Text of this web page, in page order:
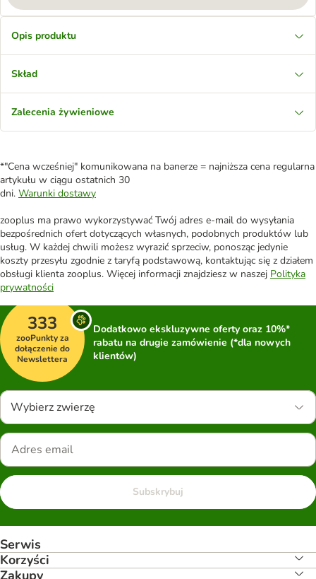
Opis produktu
Skład
Zalecenia żywieniowe
*"Cena wcześniej" komunikowana na banerze = najniższa cena regularna
artykułu w ciągu ostatnich 30
dni. Warunki dostawy
zooplus ma prawo wykorzystywać Twój adres e-mail do wysyłania
bezpośrednich ofert dotyczących własnych, podobnych produktów lub
usług. W każdej chwili możesz wyrazić sprzeciw, ponosząc jedynie
koszty przesyłu zgodnie z taryfą podstawową, kontaktując się z działem
obsługi klienta zooplus. Więcej informacji znajdziesz w naszej Polityka
prywatności
333
zooPunkty za
dołączenie do
Newslettera
Dodatkowo ekskluzywne oferty oraz 10%*
rabatu na drugie zamówienie (*dla nowych
klientów)
Wybierz zwierzę
Subskrybuj
Serwis
Korzyści
Zakupy